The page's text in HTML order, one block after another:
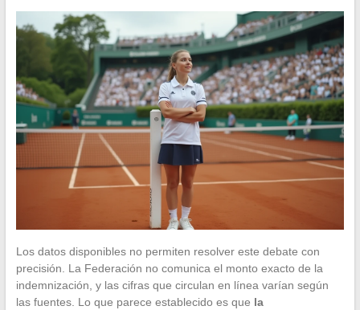
Los datos disponibles no permiten resolver este debate con
precisión. La Federación no comunica el monto exacto de la
indemnización, y las cifras que circulan en línea varían según
las fuentes. Lo que parece establecido es que la